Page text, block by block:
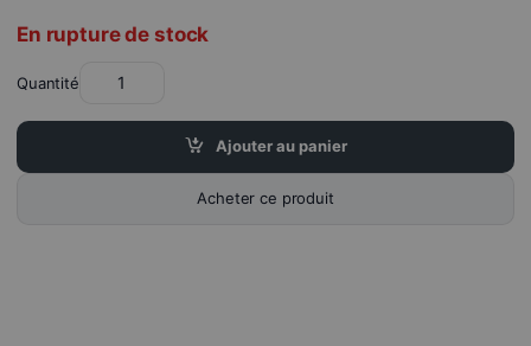
En rupture de stock
Quantité
Ajouter au panier
Acheter ce produit